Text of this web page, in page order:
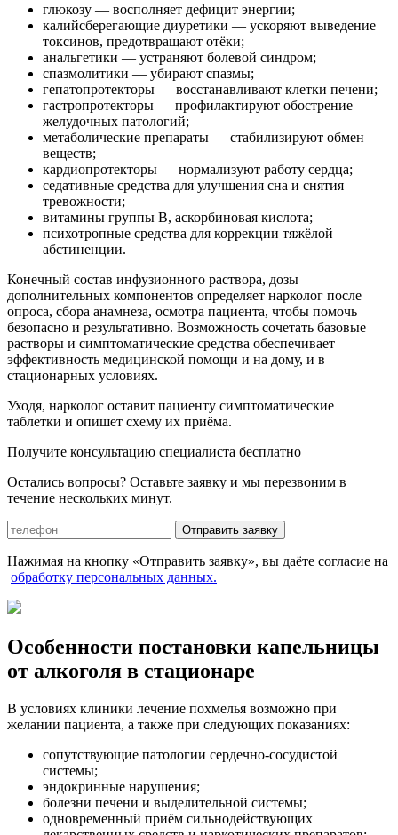
глюкозу — восполняет дефицит энергии;
калийсберегающие диуретики — ускоряют выведение
токсинов, предотвращают отёки;
анальгетики — устраняют болевой синдром;
спазмолитики — убирают спазмы;
гепатопротекторы — восстанавливают клетки печени;
гастропротекторы — профилактируют обострение
желудочных патологий;
метаболические препараты — стабилизируют обмен
веществ;
кардиопротекторы — нормализуют работу сердца;
седативные средства для улучшения сна и снятия
тревожности;
витамины группы В, аскорбиновая кислота;
психотропные средства для коррекции тяжёлой
абстиненции.
Конечный состав инфузионного раствора, дозы
дополнительных компонентов определяет нарколог после
опроса, сбора анамнеза, осмотра пациента, чтобы помочь
безопасно и результативно. Возможность сочетать базовые
растворы и симптоматические средства обеспечивает
эффективность медицинской помощи и на дому, и в
стационарных условиях.
Уходя, нарколог оставит пациенту симптоматические
таблетки и опишет схему их приёма.
Получите консультацию специалиста бесплатно
Остались вопросы? Оставьте заявку и мы перезвоним в
течение нескольких минут.
Отправить заявку
Нажимая на кнопку «Отправить заявку», вы даёте согласие на
обработку персональных данных.
Особенности постановки капельницы
от алкоголя в стационаре
В условиях клиники лечение похмелья возможно при
желании пациента, а также при следующих показаниях:
сопутствующие патологии сердечно-сосудистой
системы;
эндокринные нарушения;
болезни печени и выделительной системы;
одновременный приём сильнодействующих